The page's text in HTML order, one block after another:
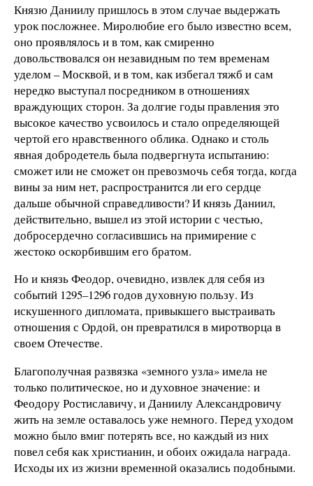
Князю Даниилу пришлось в этом случае выдержать
урок посложнее. Миролюбие его было известно всем,
оно проявлялось и в том, как смиренно
довольствовался он незавидным по тем временам
уделом – Москвой, и в том, как избегал тяжб и сам
нередко выступал посредником в отношениях
враждующих сторон. За долгие годы правления это
высокое качество усвоилось и стало определяющей
чертой его нравственного облика. Однако и столь
явная добродетель была подвергнута испытанию:
сможет или не сможет он превозмочь себя тогда, когда
вины за ним нет, распространится ли его сердце
дальше обычной справедливости? И князь Даниил,
действительно, вышел из этой истории с честью,
добросердечно согласившись на примирение с
жестоко оскорбившим его братом.
Но и князь Феодор, очевидно, извлек для себя из
событий 1295–1296 годов духовную пользу. Из
искушенного дипломата, привыкшего выстраивать
отношения с Ордой, он превратился в миротворца в
своем Отечестве.
Благополучная развязка «земного узла» имела не
только политическое, но и духовное значение: и
Феодору Ростиславичу, и Даниилу Александровичу
жить на земле оставалось уже немного. Перед уходом
можно было вмиг потерять все, но каждый из них
повел себя как христианин, и обоих ожидала награда.
Исходы их из жизни временной оказались подобными.